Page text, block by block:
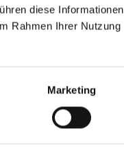
diese Informationen
Rahmen Ihrer Nutzung
Marketing